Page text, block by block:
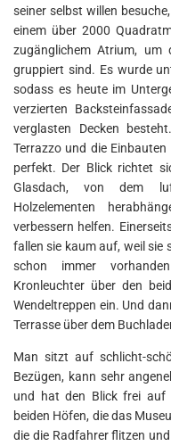
seiner selbst willen
einem über 2000
zugänglichem Atrium, um
gruppiert sind. Es wurde
sodass es heute im
verzierten
verglasten Decken
Terrazzo und die
perfekt. Der Blick richtet
Glasdach, von dem
Holzelementen
verbessern helfen.
fallen sie kaum auf, weil sie
schon immer
Kronleuchter über den
Wendeltreppen ein. Und
Terrasse über dem
Man sitzt auf schlicht-
Bezügen, kann sehr
und hat den Blick frei auf
beiden Höfen, die das
die die Radfahrer flitzen